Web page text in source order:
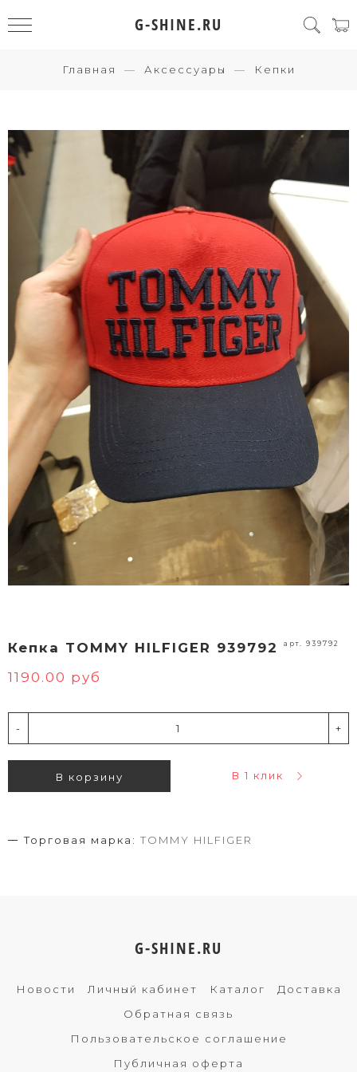
G-SHINE.RU
Главная Аксессуары Кепки
Кепка TOMMY HILFIGER 939792 арт. 939792
1190.00 руб
- +
В корзину В 1 клик
Торговая марка: TOMMY HILFIGER
G-SHINE.RU
Новости Личный кабинет Каталог
Доставка
Обратная связь
Пользовательское соглашение
Публичная оферта